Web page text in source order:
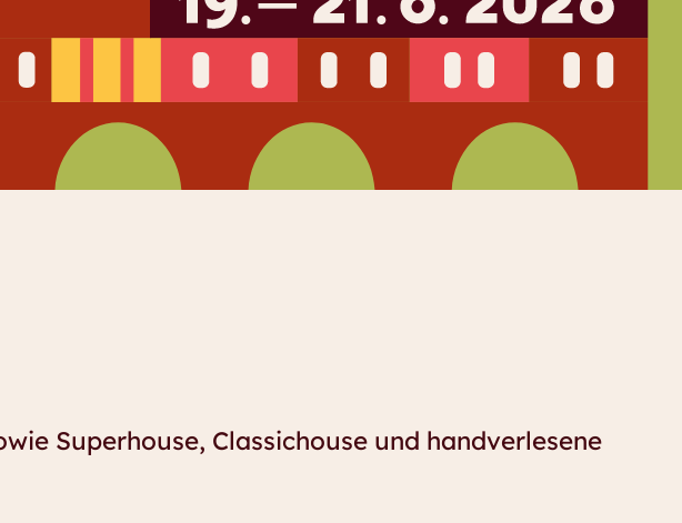
Superhouse, Classichouse und handverlesene